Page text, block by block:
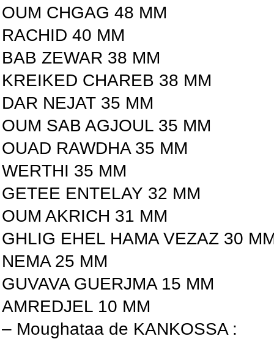
OUM CHGAG 48 MM
RACHID 40 MM
BAB ZEWAR 38 MM
KREIKED CHAREB 38 MM
DAR NEJAT 35 MM
OUM SAB AGJOUL 35 MM
OUAD RAWDHA 35 MM
WERTHI 35 MM
GETEE ENTELAY 32 MM
OUM AKRICH 31 MM
GHLIG EHEL HAMA VEZAZ 30
NEMA 25 MM
GUVAVA GUERJMA 15 MM
AMREDJEL 10 MM
– Moughataa de KANKOSSA :